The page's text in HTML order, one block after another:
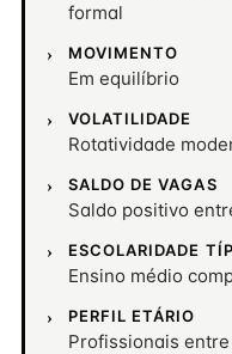
formal
MOVIMENTO
Em equilíbrio
VOLATILIDADE
Rotatividade
SALDO DE VAGAS
Saldo positivo
ESCOLARIDADE
Ensino médio
PERFIL ETÁRIO
Profissionais